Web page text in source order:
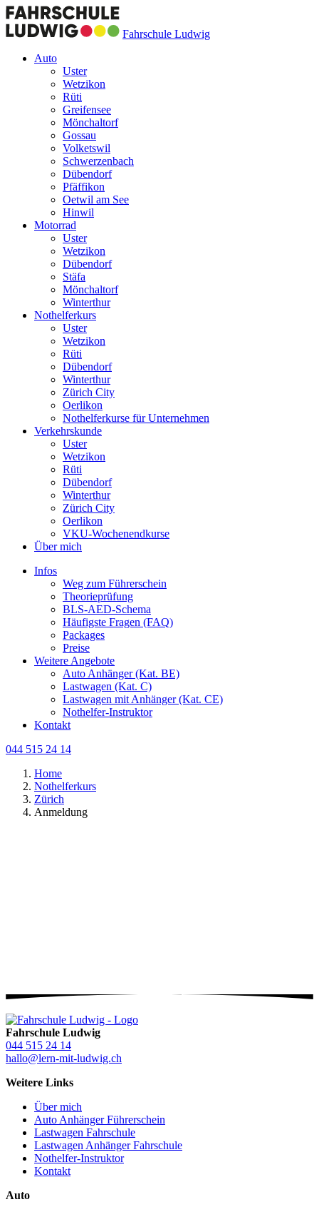
Fahrschule Ludwig
Auto
Uster
Wetzikon
Rüti
Greifensee
Mönchaltorf
Gossau
Volketswil
Schwerzenbach
Dübendorf
Pfäffikon
Oetwil am See
Hinwil
Motorrad
Uster
Wetzikon
Dübendorf
Stäfa
Mönchaltorf
Winterthur
Nothelferkurs
Uster
Wetzikon
Rüti
Dübendorf
Winterthur
Zürich City
Oerlikon
Nothelferkurse für Unternehmen
Verkehrskunde
Uster
Wetzikon
Rüti
Dübendorf
Winterthur
Zürich City
Oerlikon
VKU-Wochenendkurse
Über mich
Infos
Weg zum Führerschein
Theorieprüfung
BLS-AED-Schema
Häufigste Fragen (FAQ)
Packages
Preise
Weitere Angebote
Auto Anhänger (Kat. BE)
Lastwagen (Kat. C)
Lastwagen mit Anhänger (Kat. CE)
Nothelfer-Instruktor
Kontakt
044 515 24 14
Home
Nothelferkurs
Zürich
Anmeldung
Fahrschule Ludwig
044 515 24 14
hallo@lern-mit-ludwig.ch
Weitere Links
Über mich
Auto Anhänger Führerschein
Lastwagen Fahrschule
Lastwagen Anhänger Fahrschule
Nothelfer-Instruktor
Kontakt
Auto